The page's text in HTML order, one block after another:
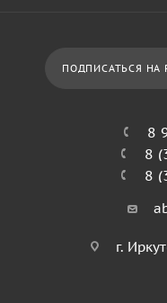
ПОДПИСАТЬСЯ НА
8
8
8
г.